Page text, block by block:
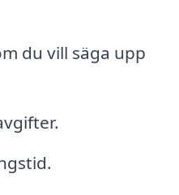
du vill säga upp